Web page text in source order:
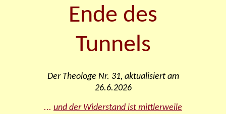
Ende des
Tunnels
Der Theologe Nr. 31, aktualisiert am
26.6.2026
... und der Widerstand ist mittlerweile